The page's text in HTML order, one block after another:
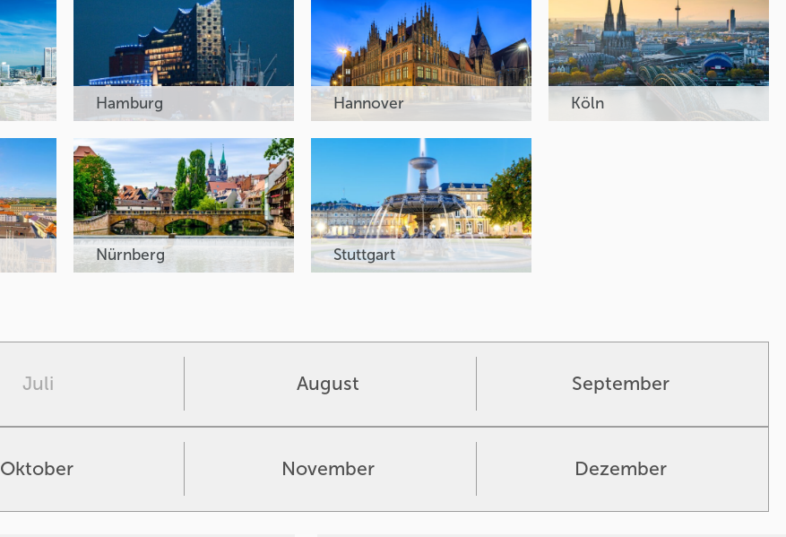
Hamburg Hannover Köln
Nürnberg Stuttgart
Juli August September
Oktober November Dezember